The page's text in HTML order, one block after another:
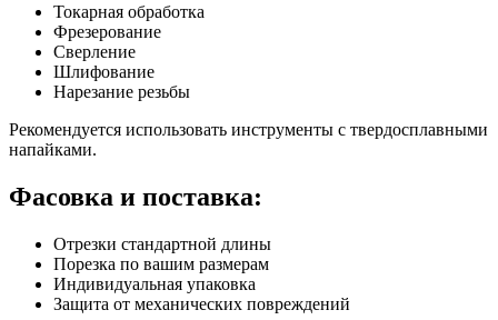
Токарная обработка
Фрезерование
Сверление
Шлифование
Нарезание резьбы
Рекомендуется использовать инструменты с твердосплавными
напайками.
Фасовка и поставка:
Отрезки стандартной длины
Порезка по вашим размерам
Индивидуальная упаковка
Защита от механических повреждений